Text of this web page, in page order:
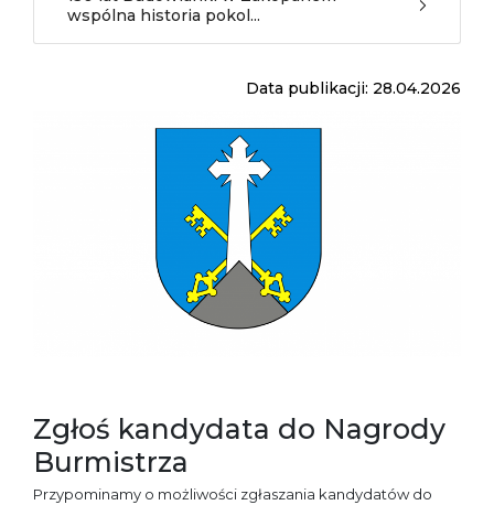
wspólna historia pokol...
Data publikacji: 28.04.2026
Zgłoś kandydata do Nagrody
Burmistrza
Przypominamy o możliwości zgłaszania kandydatów do